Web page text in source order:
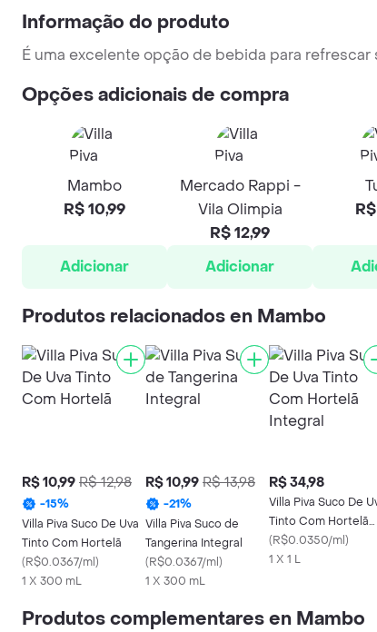
Informação do produto
É uma excelente opção de bebida para
Opções adicionais de compra
Mambo
R$ 10,99
Adicionar
Mercado Rappi -
Vila Olimpia
R$ 12,99
Adicionar
Produtos relacionados en Mambo
R$ 10,99 R$ 12,98
-15%
Villa Piva Suco De Uva
Tinto Com Hortelã
(R$0.0367/ml)
1 X 300 mL
R$ 10,99 R$ 13,98
-21%
Villa Piva Suco de
Tangerina Integral
(R$0.0367/ml)
1 X 300 mL
R$ 34,98
Villa Piva Suco De
Tinto Com Hortelã
Integral
(R$0.0350/ml)
1 X 1 L
Produtos complementares en Mambo